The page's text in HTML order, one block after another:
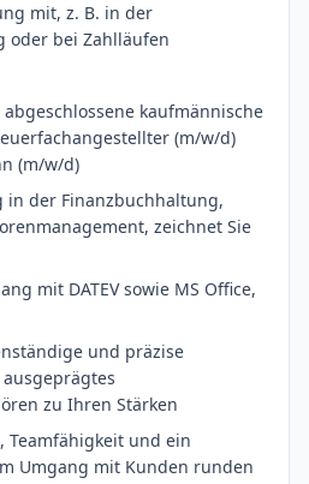
mit, z. B. in der
oder bei Zahlläufen
kaufmännische
(m/w/d)
(m/w/d)
der Finanzbuchhaltung,
zeichnet Sie
mit DATEV sowie MS Office,
und präzise
zu Ihren Stärken
Teamfähigkeit und ein
Umgang mit Kunden runden